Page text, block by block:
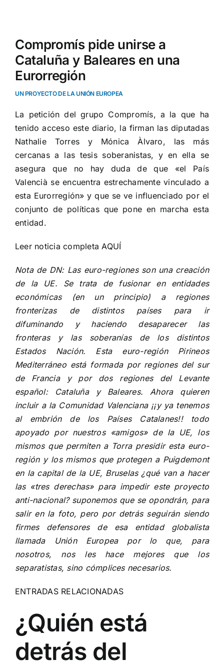
imagen
más
grande
Compromís pide unirse a
Cataluña y Baleares en una
Eurorregión
UN PROYECTO DE LA UNIÓN EUROPEA
La petición del grupo Compromís, a la que ha
tenido acceso este diario, la firman las diputadas
Nathalie Torres y Mónica Àlvaro, las más
cercanas a las tesis soberanistas, y en ella se
asegura que no hay duda de que «el País
Valencià se encuentra estrechamente vinculado a
esta Eurorregión» y que se ve influenciado por el
conjunto de políticas que pone en marcha esta
entidad.
Leer noticia completa AQUÍ
Nota de DN: Las euro-regiones son una creación
de la UE. Se trata de fusionar en entidades
económicas (en un principio) a regiones
fronterizas de distintos países para ir
difuminando y haciendo desaparecer las
fronteras y las soberanías de los distintos
Estados Nación. Esta euro-región Pirineos
Mediterráneo está formada por regiones del sur
de Francia y por dos regiones del Levante
español: Cataluña y Baleares. Ahora quieren
incluir a la Comunidad Valenciana ¡¡y ya tenemos
al embrión de los Países Catalanes!! todo
apoyado por nuestros «amigos» de la UE, los
mismos que permiten a Torra presidir esta euro-
región y los mismos que protegen a Puigdemont
en la capital de la UE, Bruselas ¿qué van a hacer
las «tres derechas» para impedir este proyecto
anti-nacional? suponemos que se opondrán, para
salir en la foto, pero por detrás seguirán siendo
firmes defensores de esa entidad globalista
llamada Unión Europea por lo que, para
nosotros, nos les hace mejores que los
separatistas, sino cómplices necesarios.
ENTRADAS RELACIONADAS
¿Quién está
detrás del